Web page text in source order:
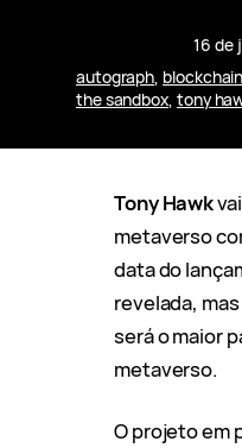
16 de
autograph,
the sandbox, tony
Tony Hawk
metaverso
data do
revelada,
será o maior
metaverso.
O projeto em